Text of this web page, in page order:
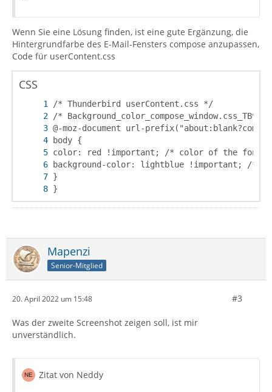
Wenn Sie eine Lösung finden, ist eine gute Ergänzung, die
Hintergrundfarbe des E-Mail-Fensters compose anzupassen,
Code für userContent.css
CSS
}
Mapenzi
Senior-Mitglied
20. April 2022 um 15:48 #3
Was der zweite Screenshot zeigen soll, ist mir
unverständlich.
Zitat von Neddy